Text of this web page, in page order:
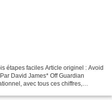
étapes faciles Article originel : Avoid
David James* Off Guardian
avec tous ces chiffres,